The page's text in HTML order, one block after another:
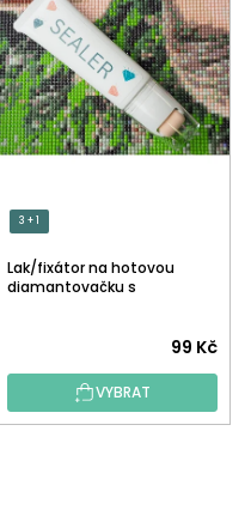
3 + 1
Lak/fixátor na hotovou
diamantovačku s
hodnocení
produktu
je
99 Kč
VYBRAT